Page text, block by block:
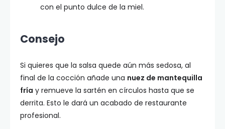
con el punto dulce de la miel.
Consejo
Si quieres que la salsa quede aún más sedosa, al
final de la cocción añade una nuez de mantequilla
fría y remueve la sartén en círculos hasta que se
derrita. Esto le dará un acabado de restaurante
profesional.